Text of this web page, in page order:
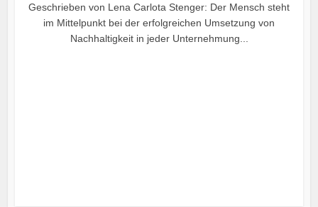
Geschrieben von Lena Carlota Stenger: Der Mensch steht
im Mittelpunkt bei der erfolgreichen Umsetzung von
Nachhaltigkeit in jeder Unternehmung...